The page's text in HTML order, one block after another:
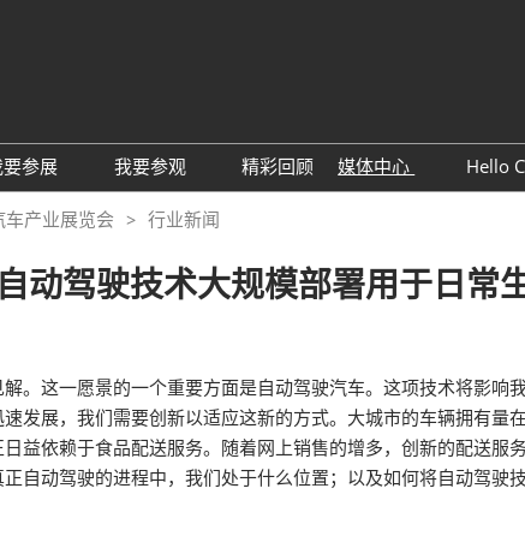
English
Tiếng Việt
活动
参展
AWC参展申请
2025亮点展区
观众范围
走进主机厂
展商增值服务CMO
我要参观
参观预登记
组团参观
商务配对
观众增值服务
展商名录
精彩回顾
媒体中心
行业新闻
Hello
产业展览会 行业新闻
动驾驶技术大规模部署用于日常
。这一愿景的一个重要方面是自动驾驶汽车。这项技术将影响
发展，我们需要创新以适应这新的方式。大城市的车辆拥有量
益依赖于食品配送服务。随着网上销售的增多，创新的配送服
自动驾驶的进程中，我们处于什么位置；以及如何将自动驾驶